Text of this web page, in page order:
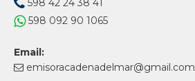
598 42 24 38 41
598 092 90 1065
Email:
emisoracadenadelmar@gmail.com